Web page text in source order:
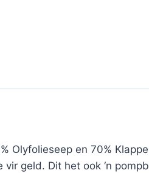
Olyfolieseep en 70%
geld. Dit het ook ‘n